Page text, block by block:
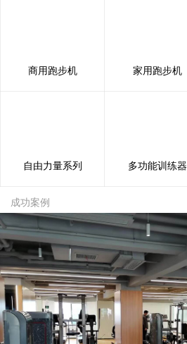
商用跑步机 家用跑步机
自由力量系列 多功能训练器
成功案例